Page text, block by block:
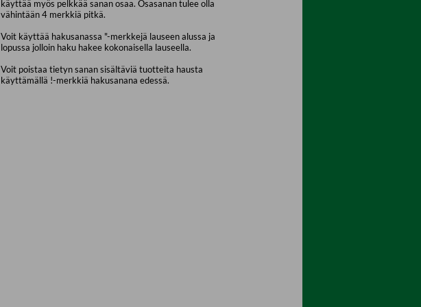
käyttää myös pelkkää sanan osaa. Osasanan tulee olla
vähintään 4 merkkiä pitkä.
Voit käyttää hakusanassa "-merkkejä lauseen alussa ja
lopussa jolloin haku hakee kokonaisella lauseella.
Voit poistaa tietyn sanan sisältäviä tuotteita hausta
käyttämällä !-merkkiä hakusanana edessä.